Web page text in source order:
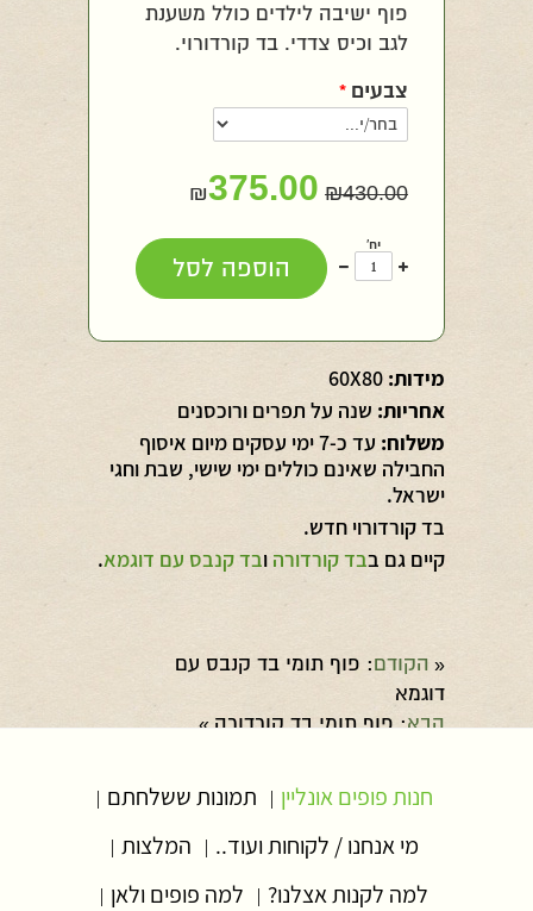
פוף ישיבה לילדים כולל משענת
לגב וכיס צדדי. בד קורדורוי.
צבעים *
₪430.00
₪375.00
יח'
עוד
פחות
אחד
הוספה לסל
מידות:
אחריות: שנה על תפרים ורוכסנים
משלוח:
עד כ-7 ימי עסקים מיום איסוף
החבילה שאינם כוללים ימי שישי, שבת וחגי
ישראל.
בד קורדורוי חדש.
קיים גם בבד קורדורה ובד קנבס עם דוגמא.
« הקודם: פוף תומי בד קנבס עם
דוגמא
הבא: פוף תומי בד קורדורה»
חנות פופים אונליין | תמונות ששלחתם |
מי אנחנו / לקוחות ועוד.. | המלצות |
למה לקנות אצלנו? | למה פופים ולאן |